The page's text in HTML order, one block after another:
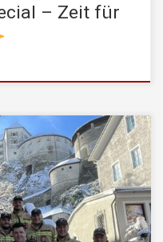
– Zeit für
und verschneiten
HV Christoph Lampacher
Die STADTFEUERWEHR
Paar von Herzen und